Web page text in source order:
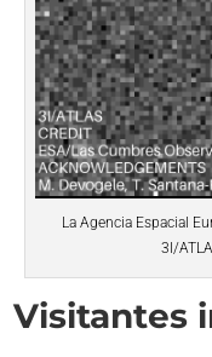
La Agencia Espacial
3I/
Visitantes